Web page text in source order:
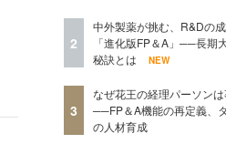
2
中外製薬が挑む、R&Dの
「進化版FP＆A」──長期
秘訣とは
NEW
3
なぜ花王の経理パーソン
──FP＆A機能の再定義、
の人材育成